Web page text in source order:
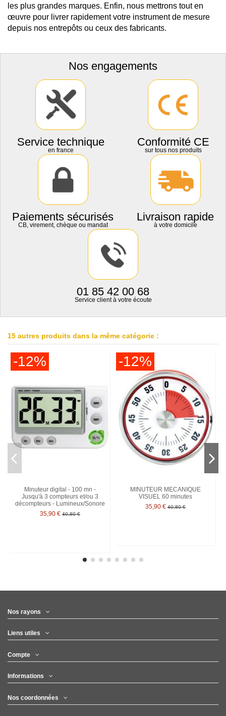
les plus grandes marques. Enfin, nous mettrons tout en
œuvre pour livrer rapidement votre instrument de mesure
depuis nos entrepôts ou ceux des fabricants.
Nos engagements
Service technique
en france
Conformité CE
sur tous nos produits
Paiements sécurisés
CB, virement, chèque ou mandat
Livraison rapide
à votre domicile
01 85 42 00 68
Service client à votre écoute
15 autres produits dans la même catégorie :
-12%
Minuteur digital - 100 mn -
Jusqu'à 3 compteurs et/ou 3
décompteurs - Lumineux/Sonore
35,90 € 40,80 €
-12%
MINUTEUR MECANIQUE
VISUEL 60 minutes
35,90 € 40,80 €
Nos rayons
Liens utiles
Compte
Informations
Nos coordonnées